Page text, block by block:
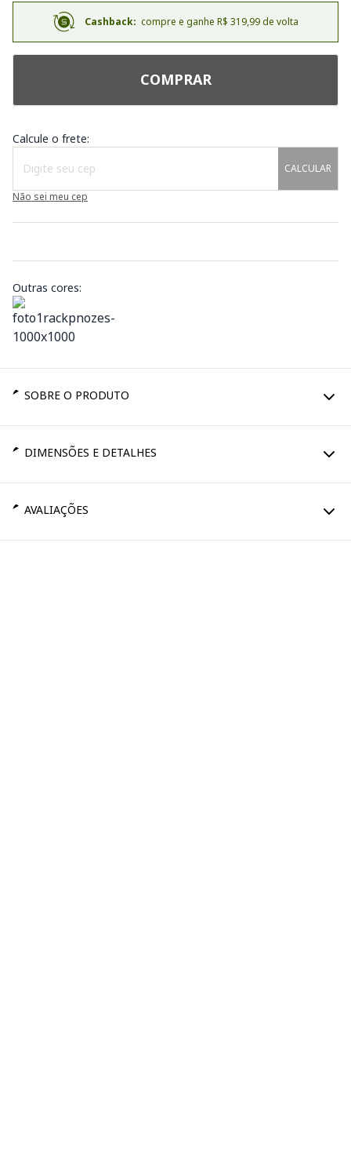
Cashback: compre e ganhe R$ 319,99 de volta
COMPRAR
Calcule o frete:
CALCULAR
Não sei meu cep
Outras cores:
SOBRE O PRODUTO
DIMENSÕES E DETALHES
AVALIAÇÕES